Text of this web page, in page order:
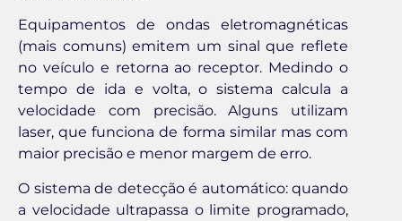
Equipamentos de ondas eletromagnéticas
(mais comuns) emitem um sinal que reflete
no veículo e retorna ao receptor. Medindo o
tempo de ida e volta, o sistema calcula a
velocidade com precisão. Alguns utilizam
laser, que funciona de forma similar mas com
maior precisão e menor margem de erro.
O sistema de detecção é automático: quando
a velocidade ultrapassa o limite programado,